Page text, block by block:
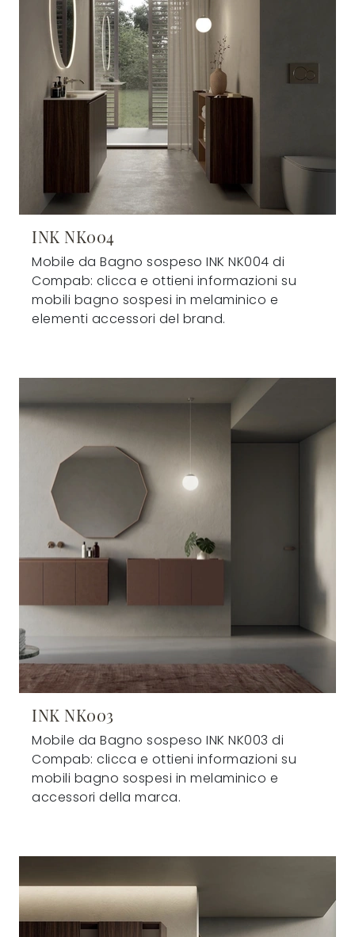
INK NK004
Mobile da Bagno sospeso INK NK004 di
Compab: clicca e ottieni informazioni su
mobili bagno sospesi in melaminico e
elementi accessori del brand.
INK NK003
Mobile da Bagno sospeso INK NK003 di
Compab: clicca e ottieni informazioni su
mobili bagno sospesi in melaminico e
accessori della marca.